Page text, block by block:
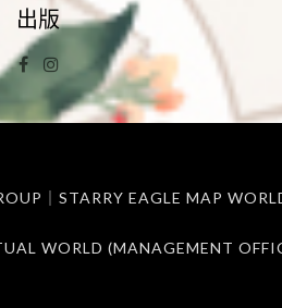
出版
Facebook
Instagram
｜STARRY EAGLE MAP
WORLD (MANAGEMENT